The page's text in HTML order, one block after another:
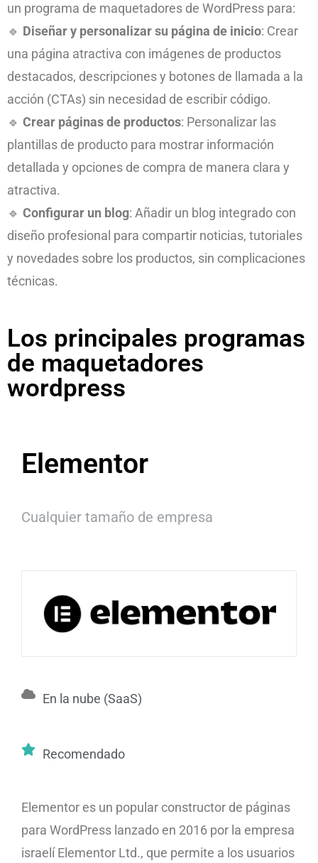
un programa de maquetadores de WordPress para:
🔹 Diseñar y personalizar su página de inicio: Crear
una página atractiva con imágenes de productos
destacados, descripciones y botones de llamada a la
acción (CTAs) sin necesidad de escribir código.
🔹 Crear páginas de productos: Personalizar las
plantillas de producto para mostrar información
detallada y opciones de compra de manera clara y
atractiva.
🔹 Configurar un blog: Añadir un blog integrado con
diseño profesional para compartir noticias, tutoriales
y novedades sobre los productos, sin complicaciones
técnicas.
Los principales programas
de maquetadores
wordpress
Elementor
Cualquier tamaño de empresa
En la nube (SaaS)
Recomendado
Elementor es un popular constructor de páginas
para WordPress lanzado en 2016 por la empresa
israelí Elementor Ltd., que permite a los usuarios